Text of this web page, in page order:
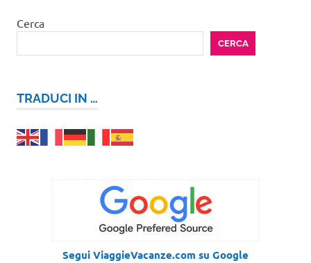
Cerca
CERCA
TRADUCI IN …
Segui ViaggieVacanze.com su Google